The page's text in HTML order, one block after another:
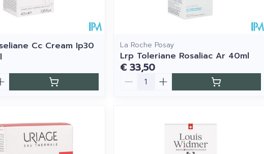
Cc Cream Ip30
La Roche Posay
Lrp Toleriane Rosaliac Ar 40ml
€ 33,50
Aantal